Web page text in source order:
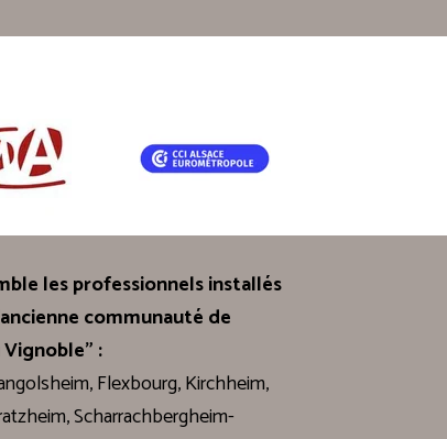
les professionnels installés
communauté de
:
Flexbourg, Kirchheim,
Scharrachbergheim-